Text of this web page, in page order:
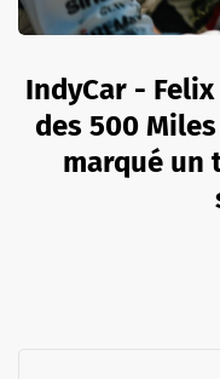
IndyCar -
des 500
marqué un